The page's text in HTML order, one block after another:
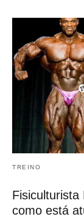
TREINO
Fisiculturista
como está